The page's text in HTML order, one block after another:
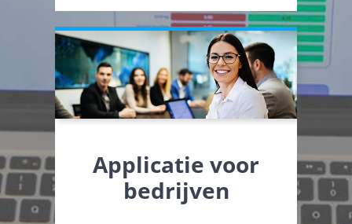
Applicatie voor
bedrijven